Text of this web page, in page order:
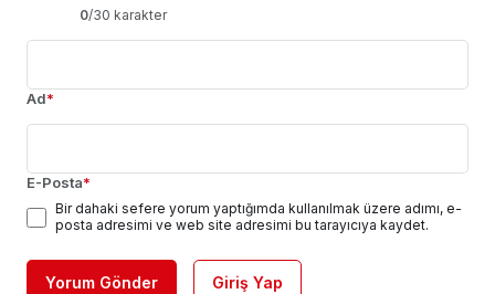
0/30 karakter
Ad*
E-Posta*
Bir dahaki sefere yorum yaptığımda kullanılmak üzere adımı, e-
posta adresimi ve web site adresimi bu tarayıcıya kaydet.
Yorum Gönder Giriş Yap